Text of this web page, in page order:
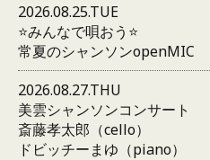
2026.08.25.TUE
⭐️みんなで唄おう⭐️
常夏のシャンソンopenMIC
2026.08.27.THU
美雲シャンソンコンサート
斎藤孝太郎（cello）
ドビッチーまゆ（piano）